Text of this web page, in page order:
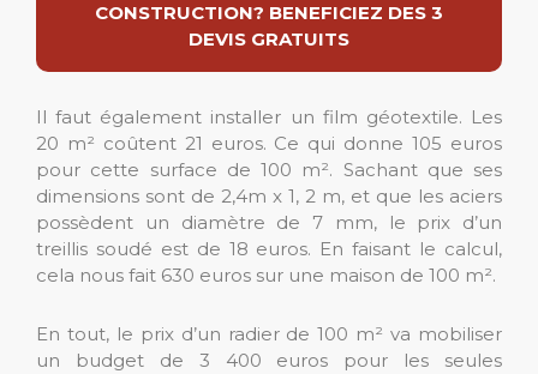
CONSTRUCTION? BENEFICIEZ DES 3
DEVIS GRATUITS
Il faut également installer un film géotextile. Les
20 m² coûtent 21 euros. Ce qui donne 105 euros
pour cette surface de 100 m². Sachant que ses
dimensions sont de 2,4m x 1, 2 m, et que les aciers
possèdent un diamètre de 7 mm, le prix d’un
treillis soudé est de 18 euros. En faisant le calcul,
cela nous fait 630 euros sur une maison de 100 m².
En tout, le prix d’un radier de 100 m² va mobiliser
un budget de 3 400 euros pour les seules